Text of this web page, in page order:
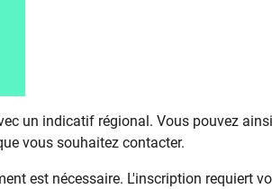
un indicatif régional. Vous pouvez ainsi
vous souhaitez contacter.
est nécessaire. L'inscription requiert